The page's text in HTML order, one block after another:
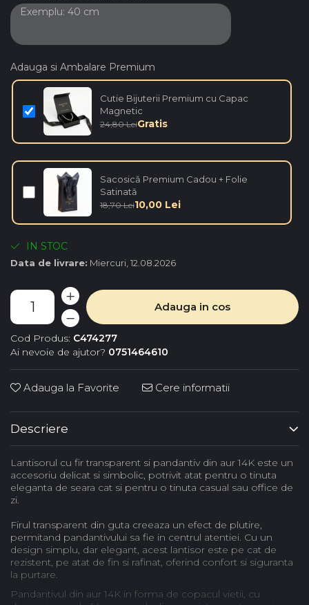
Adauga si Ambalare Premium
Cutie Bijuterii Premium cu Capac
Magnetic
24,80 LeiGratis
Sacosică Premium Cadou + Folie
Satinată
18,70 Lei10,00 Lei
IN STOC
Data de livrare: Miercuri, 12.08.2026
Adauga in cos
Cod Produs: C474277
Ai nevoie de ajutor? 0751464610
Adauga la Favorite Cere informatii
Descriere
Lantisorul cu fir transparent si pandantiv din aur 14K este un
accesoriu delicat si simbolic, potrivit atat pentru o tinuta
eleganta de seara cat si pentru o tinuta casual sau office de
zi.
Firul transparent din guta creeaza un efect de plutire,
permitand pandantivului sa fie in centrul atentiei. Cu un
design simplu, dar elegant, acest lantisor este pe cat de
rezistent, pe atat de fin si rafinat, oferind confort si siguranta
la purtare.
Pandantivul din aur 14K in forma de copacul vietii, cu